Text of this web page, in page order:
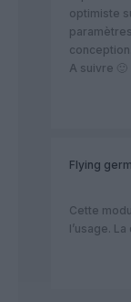
optimiste
A suivre 🙂
Flying
Cette
l’usage.